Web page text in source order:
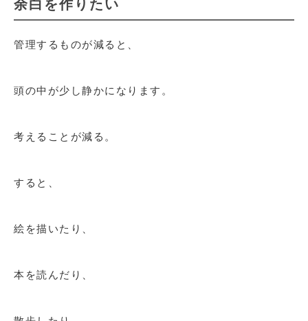
管理するものが減ると、
頭の中が少し静かになります。
考えることが減る。
すると、
絵を描いたり、
本を読んだり、